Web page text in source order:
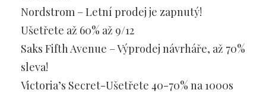
Nordstrom – Letní prodej je zapnutý!
Ušetřete až 60% až 9/12
Saks Fifth Avenue – Výprodej návrháře, až 70%
sleva!
Victoria’s Secret-Ušetřete 40-70% na 1000s